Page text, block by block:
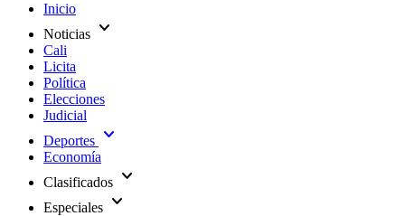
Inicio
Noticias expand_more
Cali
Licita
Política
Elecciones
Judicial
Deportes expand_more
Economía
Clasificados expand_more
Especiales expand_more